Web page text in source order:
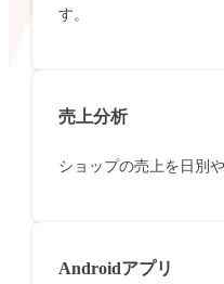
す。
売上分析
ショップの売上を日別
Androidアプリ